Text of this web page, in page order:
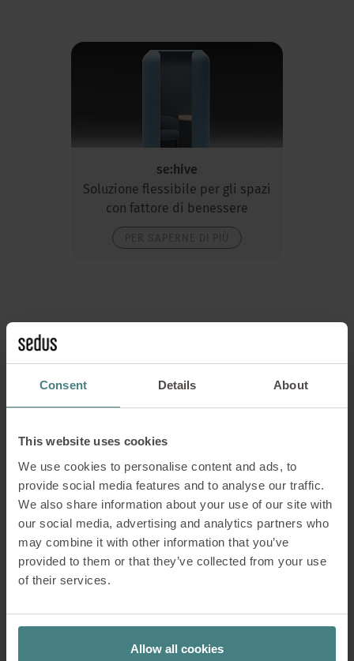
Consent Details About
This website uses cookies
We use cookies to personalise content and ads, to
provide social media features and to analyse our traffic.
We also share information about your use of our site with
our social media, advertising and analytics partners who
may combine it with other information that you’ve
provided to them or that they’ve collected from your use
of their services.
Allow all cookies
se:hive
Soluzione flessibile per gli spazi
con fattore di benessere
La collezione è completa
PER SAPERNE DI PIÙ